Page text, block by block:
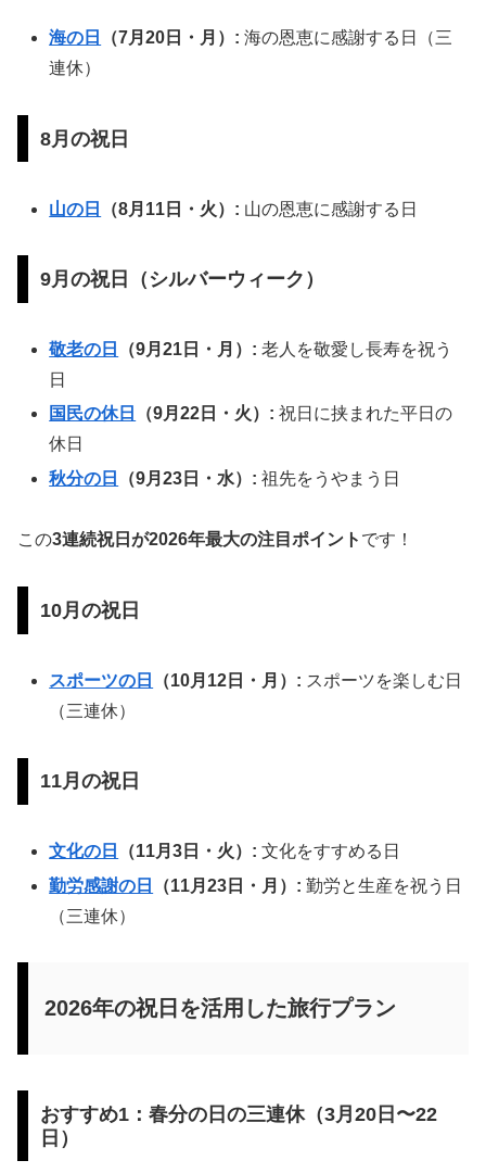
海の日 （7月20日・月）: 海の恩恵に感謝する日（三
連休）
8月の祝日
山の日 （8月11日・火）: 山の恩恵に感謝する日
9月の祝日（シルバーウィーク）
敬老の日 （9月21日・月）: 老人を敬愛し長寿を祝う
日
国民の休日
（9月22日・火）: 祝日に挟まれた平日の
休日
秋分の日
（9月23日・水）: 祖先をうやまう日
この3連続祝日が2026年最大の注目ポイント です！
10月の祝日
スポーツの日 （10月12日・月）: スポーツを楽しむ日
（三連休）
11月の祝日
文化の日 （11月3日・火）: 文化をすすめる日
勤労感謝の日
（11月23日・月）: 勤労と生産を祝う日
（三連休）
2026年の祝日を活用した旅行プラン
おすすめ1：春分の日の三連休（3月20日〜22
日）